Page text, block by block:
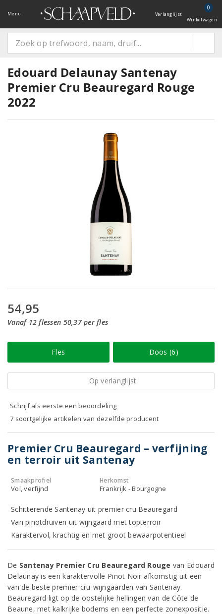
Menu Verlanglijst
0
Winkelwagen
Edouard Delaunay Santenay
Premier Cru Beauregard Rouge
2022
54,95
Vanaf 12 flessen 50,37 per fles
Fles Doos (6)
Op verlanglijst
Schrijf als eerste een beoordeling
7 soortgelijke artikelen van dezelfde producent
Premier Cru Beauregard – verfijning
en terroir uit Santenay
Smaakprofiel
Vol, verfijnd
Herkomst
Frankrijk - Bourgogne
Schitterende Santenay uit premier cru Beauregard
Van pinotdruiven uit wijngaard met topterroir
Karaktervol, krachtig en met groot bewaarpotentieel
De Santenay Premier Cru Beauregard Rouge van Edouard
Delaunay is een karaktervolle Pinot Noir afkomstig uit een
van de beste premier cru-wijngaarden van Santenay.
Beauregard ligt op de oostelijke hellingen van de Côte de
Beaune, met kalkrijke bodems en een perfecte zonexpositie.